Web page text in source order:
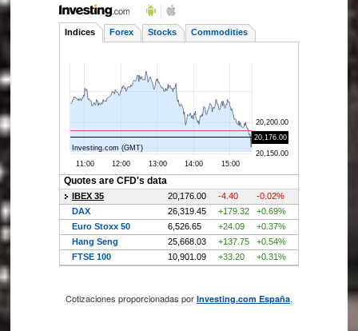
Cotizaciones proporcionadas por Investing.com España.